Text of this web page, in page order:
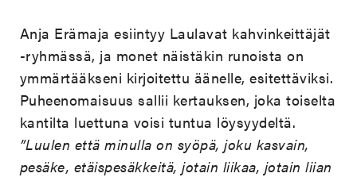
Anja Erämaja esiintyy Laulavat kahvinkeittäjät
-ryhmässä, ja monet näistäkin runoista on
ymmärtääkseni kirjoitettu äänelle, esitettäviksi.
Puheenomaisuus sallii kertauksen, joka toiselta
kantilta luettuna voisi tuntua löysyydeltä.
”Luulen että minulla on syöpä, joku kasvain,
pesäke, etäispesäkkeitä, jotain liikaa, jotain liian